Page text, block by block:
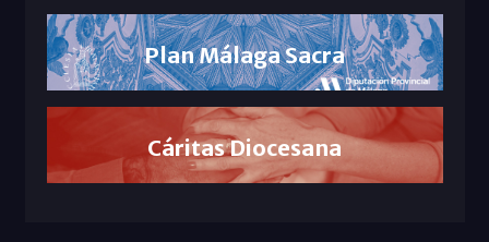
Plan Málaga Sacra
Cáritas Diocesana